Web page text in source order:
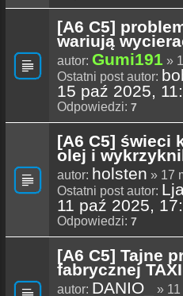
[A6 C5]
wariują
autor: Gumi191 »
Ostatni post autor:
15 paź 2025,
Odpowiedzi: 7
[A6 C5] świeci
olej i
autor: holsten » 17
Ostatni post autor:
11 paź 2025,
Odpowiedzi: 7
[A6 C5] Tajne
fabrycznej TAXI
autor: DANIO_
»